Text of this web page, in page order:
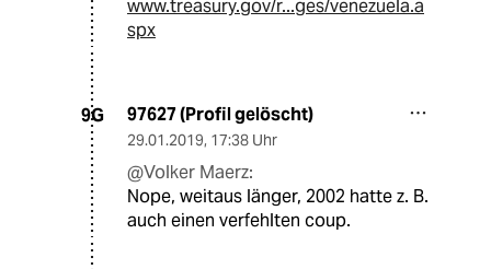
www.treasury.gov/r...ges/venezuela.a
spx
9G 97627 (Profil gelöscht)
29.01.2019, 17:38 Uhr
@Volker Maerz:
Nope, weitaus länger, 2002 hatte z. B.
auch einen verfehlten coup.